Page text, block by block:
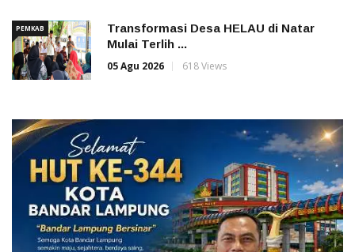
PEMKAB
Transformasi Desa HELAU di Natar
Mulai Terlih ...
05 Agu 2026
618 Views